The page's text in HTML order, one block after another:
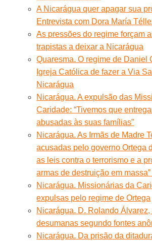
A Nicarágua quer apagar sua
Entrevista com Dora María
As pressões do regime forçam
trapistas a deixar a Nicarágua
Quaresma. O regime de Daniel
Igreja Católica de fazer a Via
Nicarágua
Nicarágua. A expulsão das
Caridade: “Tivemos que
abusadas às suas famílias”
Nicarágua. As Irmãs de Madre
acusadas pelo governo Ortega
as leis contra o terrorismo e a
armas de destruição em
Nicarágua. Missionárias da
expulsas pelo regime de Ortega
Nicarágua. D. Rolando
desumanas segundo fontes
Nicarágua. Da prisão da